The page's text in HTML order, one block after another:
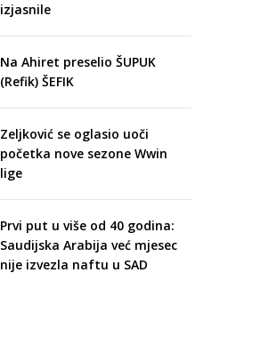
izjasnile
Na Ahiret preselio ŠUPUK
(Refik) ŠEFIK
Zeljković se oglasio uoči
početka nove sezone Wwin
lige
Prvi put u više od 40 godina:
Saudijska Arabija već mjesec
nije izvezla naftu u SAD